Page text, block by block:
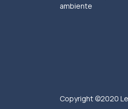
ambiente
Copyright ©2020